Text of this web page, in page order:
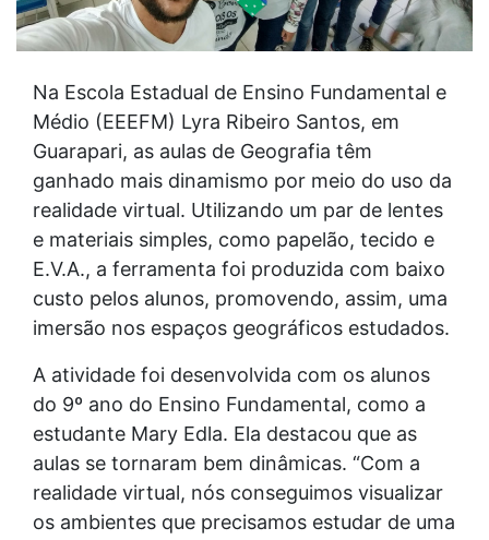
Na Escola Estadual de Ensino Fundamental e
Médio (EEEFM) Lyra Ribeiro Santos, em
Guarapari, as aulas de Geografia têm
ganhado mais dinamismo por meio do uso da
realidade virtual. Utilizando um par de lentes
e materiais simples, como papelão, tecido e
E.V.A., a ferramenta foi produzida com baixo
custo pelos alunos, promovendo, assim, uma
imersão nos espaços geográficos estudados.
A atividade foi desenvolvida com os alunos
do 9º ano do Ensino Fundamental, como a
estudante Mary Edla. Ela destacou que as
aulas se tornaram bem dinâmicas. “Com a
realidade virtual, nós conseguimos visualizar
os ambientes que precisamos estudar de uma